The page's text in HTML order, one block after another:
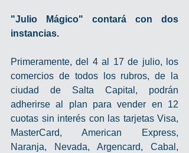
"Julio Mágico" contará con dos
instancias.
Primeramente, del 4 al 17 de julio, los
comercios de todos los rubros, de la
ciudad de Salta Capital, podrán
adherirse al plan para vender en 12
cuotas sin interés con las tarjetas Visa,
MasterCard, American Express,
Naranja, Nevada, Argencard, Cabal,